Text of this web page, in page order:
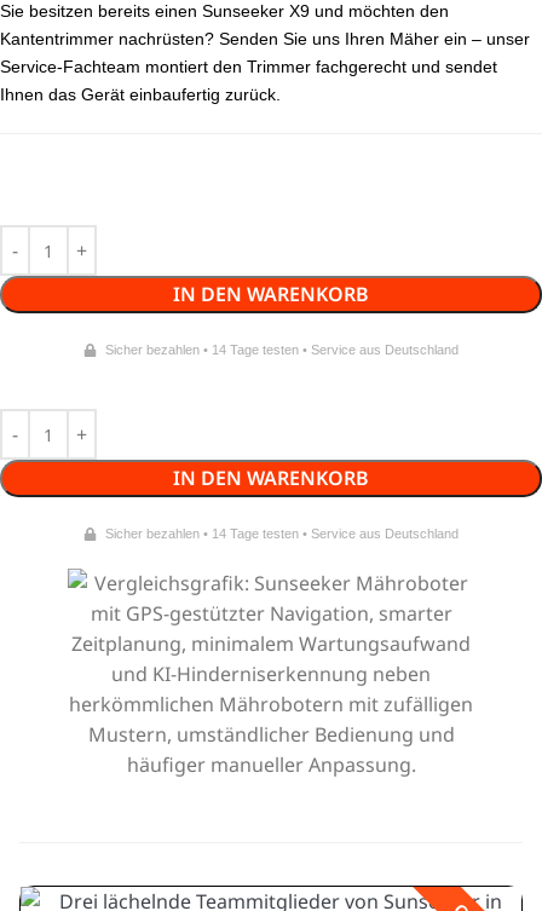
Sie besitzen bereits einen Sunseeker X9 und möchten den
Kantentrimmer nachrüsten? Senden Sie uns Ihren Mäher ein – unser
Service-Fachteam montiert den Trimmer fachgerecht und sendet
Ihnen das Gerät einbaufertig zurück.
IN DEN WARENKORB
Sicher bezahlen • 14 Tage testen • Service aus Deutschland
IN DEN WARENKORB
Sicher bezahlen • 14 Tage testen • Service aus Deutschland